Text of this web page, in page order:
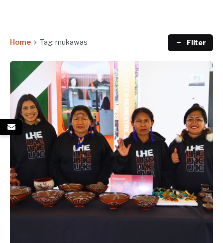
Home Tag: mukawas Filter